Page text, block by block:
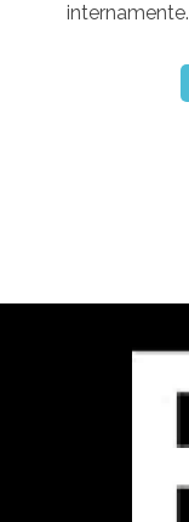
internamente.